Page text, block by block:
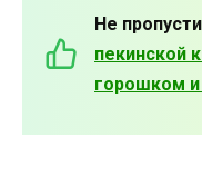
Не
пекинской
горошком и